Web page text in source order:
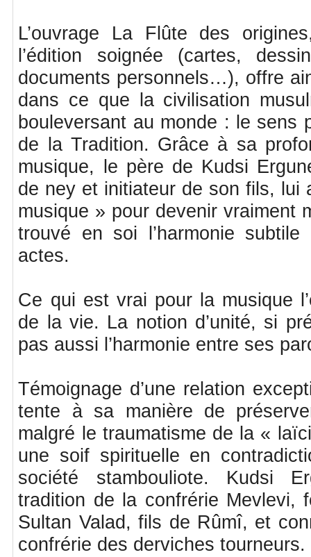
L’ouvrage La Flûte des
l’édition soignée (cartes,
documents personnels…), offre
dans ce que la civilisation
bouleversant au monde : le sens
de la Tradition. Grâce à sa
musique, le père de Kudsi
de ney et initiateur de son fils, lui
musique » pour devenir vraiment
trouvé en soi l’harmonie
actes.
Ce qui est vrai pour la musique
de la vie. La notion d’unité, si
pas aussi l’harmonie entre ses
Témoignage d’une relation
tente à sa manière de
malgré le traumatisme de la «
une soif spirituelle en
société stambouliote. Kudsi
tradition de la confrérie Mevlevi,
Sultan Valad, fils de Rûmî, et
confrérie des derviches tourneurs.